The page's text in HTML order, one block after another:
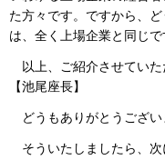
た方々です。ですから、
は、全く上場企業と同じで
以上、ご紹介させていた
【池尾座長】
どうもありがとうござい
そういたしましたら、